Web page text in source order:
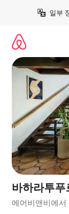
일부
바하라투
에어비앤비에서